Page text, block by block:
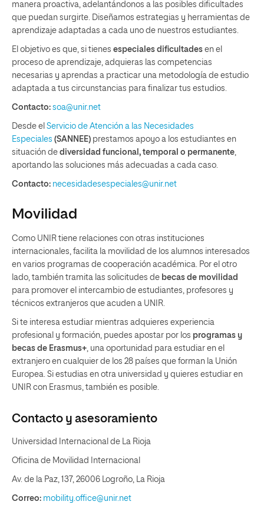
manera proactiva, adelantándonos a las posibles dificultades
que puedan surgirte. Diseñamos estrategias y herramientas de
aprendizaje adaptadas a cada uno de nuestros estudiantes.
El objetivo es que, si tienes especiales dificultades en el
proceso de aprendizaje, adquieras las competencias
necesarias y aprendas a practicar una metodología de estudio
adaptada a tus circunstancias para finalizar tus estudios.
Contacto: soa@unir.net
Desde el Servicio de Atención a las Necesidades
Especiales (SANNEE) prestamos apoyo a los estudiantes en
situación de diversidad funcional, temporal o permanente,
aportando las soluciones más adecuadas a cada caso.
Contacto: necesidadesespeciales@unir.net
Movilidad
Como UNIR tiene relaciones con otras instituciones
internacionales, facilita la movilidad de los alumnos interesados
en varios programas de cooperación académica. Por el otro
lado, también tramita las solicitudes de becas de movilidad
para promover el intercambio de estudiantes, profesores y
técnicos extranjeros que acuden a UNIR.
Si te interesa estudiar mientras adquieres experiencia
profesional y formación, puedes apostar por los programas y
becas de Erasmus+, una oportunidad para estudiar en el
extranjero en cualquier de los 28 países que forman la Unión
Europea. Si estudias en otra universidad y quieres estudiar en
UNIR con Erasmus, también es posible.
Contacto y asesoramiento
Universidad Internacional de La Rioja
Oficina de Movilidad Internacional
Av. de la Paz, 137, 26006 Logroño, La Rioja
Correo: mobility.office@unir.net